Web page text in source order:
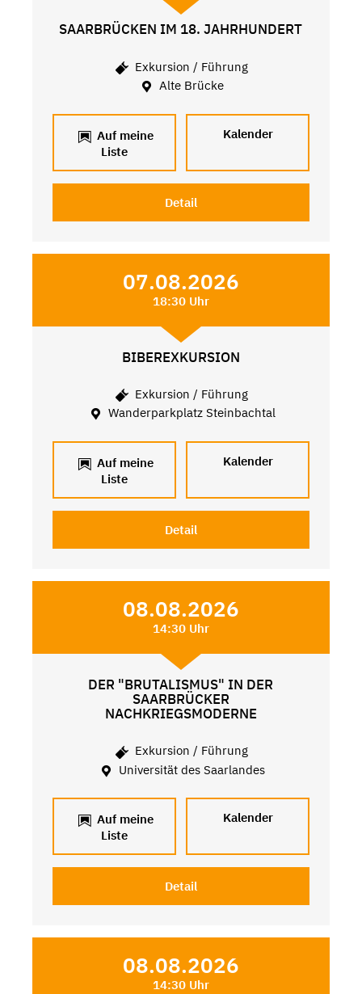
SAARBRÜCKEN IM 18. JAHRHUNDERT
Exkursion / Führung
Alte Brücke
Auf meine
Liste
Kalender
Detail
07.08.2026
18:30 Uhr
BIBEREXKURSION
Exkursion / Führung
Wanderparkplatz Steinbachtal
Auf meine
Liste
Kalender
Detail
08.08.2026
14:30 Uhr
DER "BRUTALISMUS" IN DER
SAARBRÜCKER
NACHKRIEGSMODERNE
Exkursion / Führung
Universität des Saarlandes
Auf meine
Liste
Kalender
Detail
08.08.2026
14:30 Uhr